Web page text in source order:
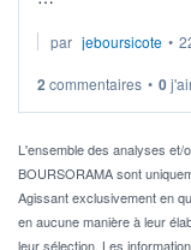
via un ETF plutôt
Idéalement, je
Pour l' ...
par jeboursicote •
2 commentaires • 0
L'ensemble des analyses
BOURSORAMA sont
Agissant exclusivement en
en aucune manière à leur
leur sélection. Les